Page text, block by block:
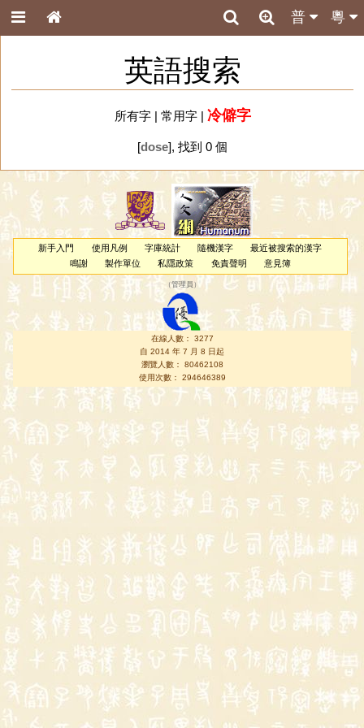
粵
普
英語搜索
所有字| 常用字| 冷僻字
[dose], 找到 0 個
新手入門 使用凡例 字庫統計 隨機漢字
最近被搜索的漢字
鳴謝
製作單位 私隱政策 免責聲明 意見簿
（管理員 ）
在線人數： 3277
自 2014 年 7 月 8 日起
瀏覽人數： 80462108
使用次數： 294646389